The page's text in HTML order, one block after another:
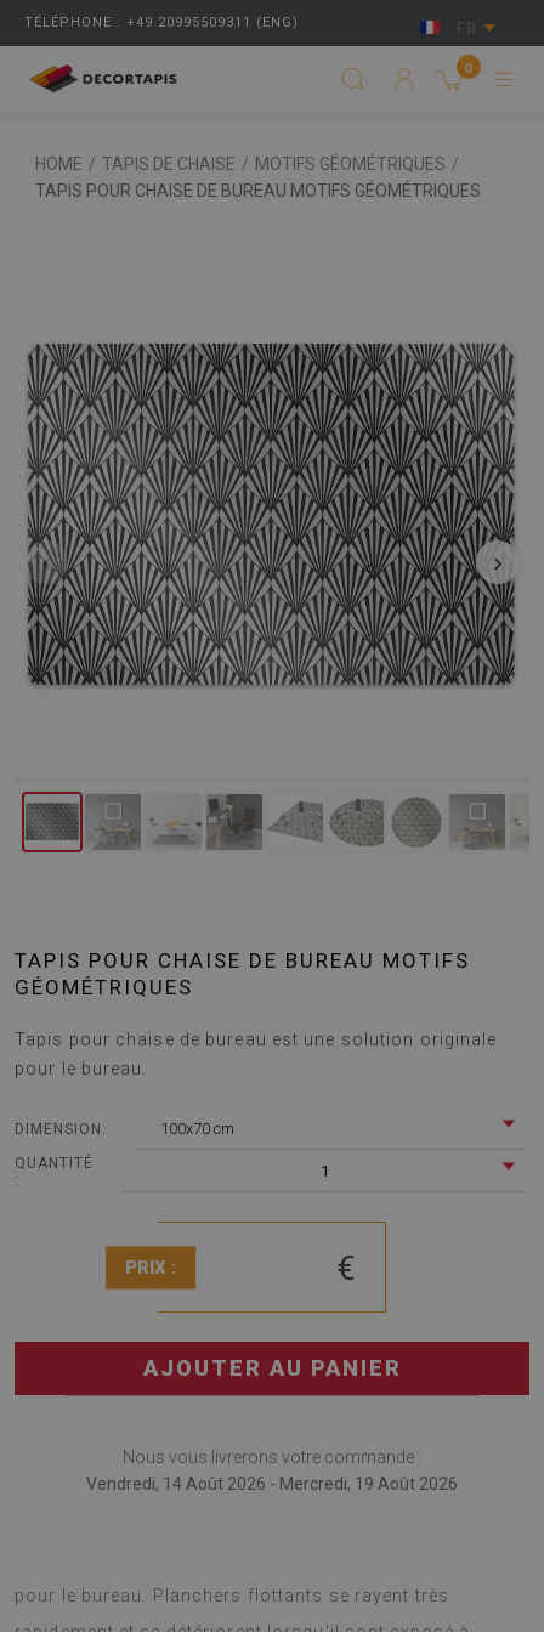
TÉLÉPHONE : +49 20995509311 (ENG) FR
0
HOME / TAPIS DE CHAISE / MOTIFS GÉOMÉTRIQUES /
TAPIS POUR CHAISE DE BUREAU MOTIFS GÉOMÉTRIQUES
‹ ›
TAPIS POUR CHAISE DE BUREAU MOTIFS
GÉOMÉTRIQUES
Tapis pour chaise de bureau est une solution originale
pour le bureau.
DIMENSION: 100x70 cm
QUANTITÉ
:
1
PRIX : €
AJOUTER AU PANIER
Nous vous livrerons votre commande :
Vendredi, 14 Août 2026 - Mercredi, 19 Août 2026
pour le bureau. Planchers flottants se rayent très